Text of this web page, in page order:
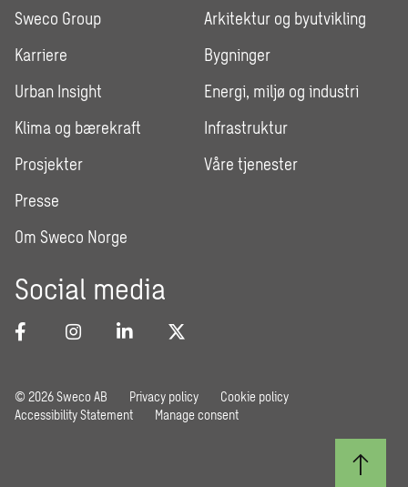
Sweco Group
Karriere
Urban Insight
Klima og bærekraft
Prosjekter
Presse
Om Sweco Norge
Arkitektur og byutvikling
Bygninger
Energi, miljø og industri
Infrastruktur
Våre tjenester
Social media
© 2026 Sweco AB Privacy policy
Cookie policy
Accessibility Statement
Manage consent